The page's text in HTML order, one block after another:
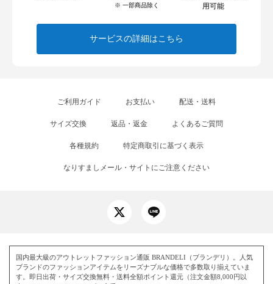
※ 一部商品除く
用可能
サービスの詳細はこちら
ご利用ガイド お支払い 配送・送料
サイズ交換 返品・返金 よくあるご質問
各種規約 特定商取引に基づく表示
なりすましメール・サイトにご注意ください
国内最大級のアウトレットファッション通販 BRANDELI（ブランデリ）。人気
ブランドのファッションアイテムをリーズナブルな価格で多数取り揃えていま
す。即日出荷・サイズ交換無料・送料全額ポイント還元（注文金額8,000円以